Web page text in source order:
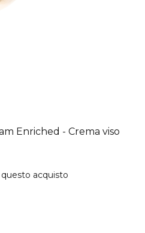
Enriched - Crema viso
questo acquisto